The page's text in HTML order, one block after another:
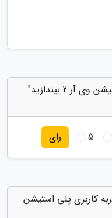
به "نگاهی به تجربه کاربری پلی استیشن وی آر 2 بیندازید"
5 رای
کاربری پلی استیشن